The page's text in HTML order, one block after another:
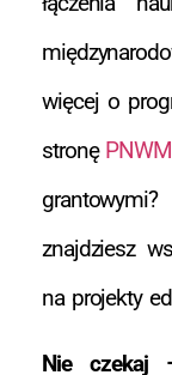
więcej o
stronę PNWM
znajdziesz
na projekty
Nie czekaj